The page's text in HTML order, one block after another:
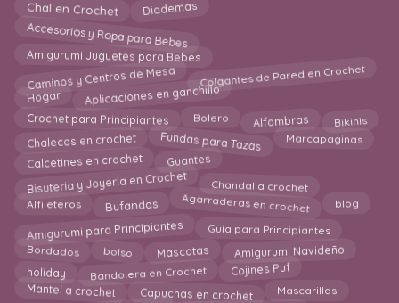
Chal en Crochet Diademas
Accesorios y Ropa para Bebes
Amigurumi Juguetes para Bebes
Caminos y Centros de Mesa Colgantes de Pared en Crochet
Hogar Aplicaciones en ganchillo
Crochet para Principiantes Bolero Alfombras Bikinis
Chalecos en crochet Fundas para Tazas Marcapaginas
Calcetines en crochet Guantes
Bisuteria y Joyeria en Crochet Chandal a crochet
Alfileteros Bufandas Agarraderas en crochet blog
Amigurumi para Principiantes Guía para Principiantes
Bordados bolso Mascotas Amigurumi Navideño
holiday Bandolera en Crochet Cojines Puf
Mantel a crochet Capuchas en crochet Mascarillas